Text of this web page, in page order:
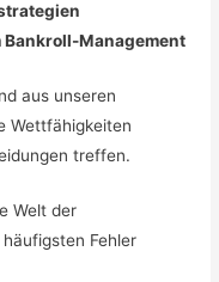
Management
aus unseren
Wettfähigkeiten
treffen.
Welt der
Fehler